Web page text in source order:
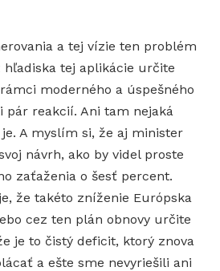
a tej vízie ten problém
hľadiska tej aplikácie určite
moderného a úspešného
pár reakcií. Ani tam nejaká
A myslím si, že aj minister
návrh, ako by videl proste
zaťaženia o šesť percent.
že takéto zníženie Európska
cez ten plán obnovy určite
je to čistý deficit, ktorý znova
a ešte sme nevyriešili ani